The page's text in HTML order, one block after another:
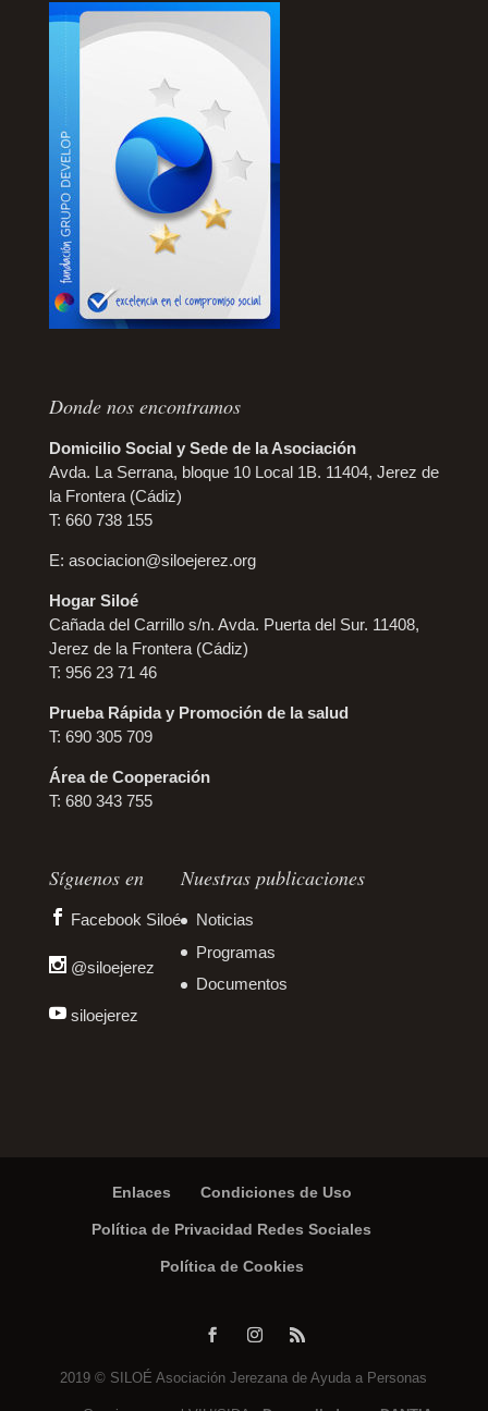
Donde nos encontramos
Domicilio Social y Sede de la Asociación
Avda. La Serrana, bloque 10 Local 1B. 11404, Jerez de
la Frontera (Cádiz)
T: 660 738 155
E: asociacion@siloejerez.org
Hogar Siloé
Cañada del Carrillo s/n. Avda. Puerta del Sur. 11408,
Jerez de la Frontera (Cádiz)
T: 956 23 71 46
Prueba Rápida y Promoción de la salud
T: 690 305 709
Área de Cooperación
T: 680 343 755
Síguenos en
Facebook Siloé
@siloejerez
siloejerez
Nuestras publicaciones
Noticias
Programas
Documentos
Enlaces Condiciones de Uso
Política de Privacidad Redes Sociales
Política de Cookies
2019 © SILOÉ Asociación Jerezana de Ayuda a Personas